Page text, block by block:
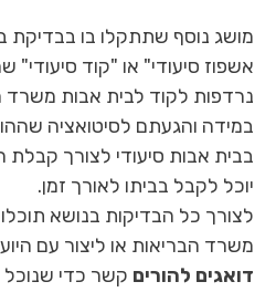
מושג נוסף שתתקלו בו בבדיקת
אשפוז סיעודי" או "קוד
נרדפות לקוד לבית אבות משרד
במידה והגעתם לסיטואציה
בבית אבות סיעודי לצורך קבלת
יוכל לקבל בביתו לאורך זמן.
לצורך כל הבדיקות בנושא
משרד הבריאות או ליצור עם
דואגים להורים קשר כדי